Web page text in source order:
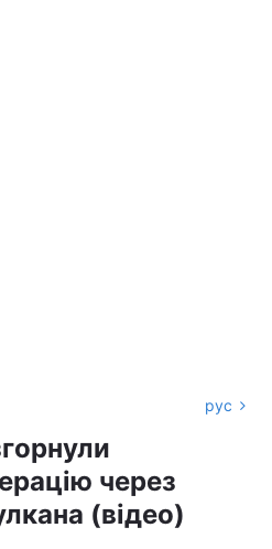
рус
через
(відео)